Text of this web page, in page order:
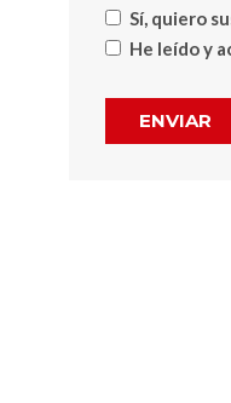
Sí, quiero
He leído y
ENVIAR